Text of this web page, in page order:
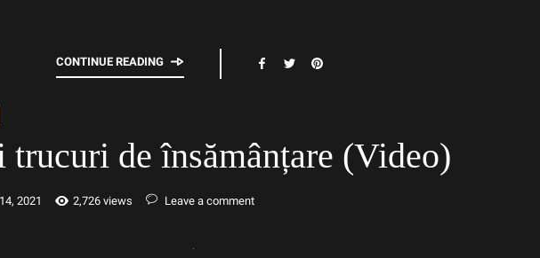
CONTINUE READING
trucuri de însămânțare (Video)
2021 2,726 views Leave a comment